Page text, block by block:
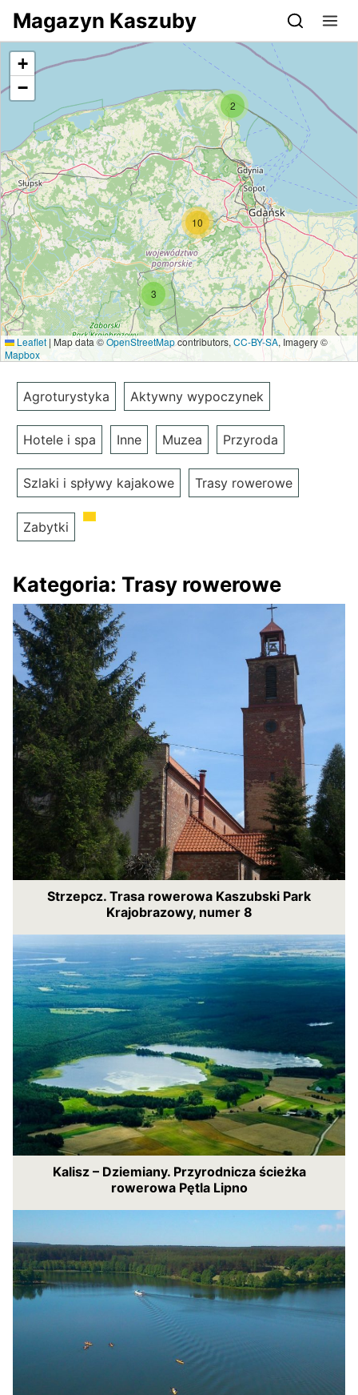
Przejdź do serwisu magazynkaszuby.pl
Magazyn Kaszuby
3
10
2
+
−
Leaflet | Map data ©OpenStreetMapcontributors, CC-BY-SA, Imagery ©
Mapbox
Agroturystyka Aktywny wypoczynek
Hotele i spa Inne Muzea Przyroda
Szlaki i spływy kajakowe Trasy rowerowe
Zabytki
Kategoria: Trasy rowerowe
Strzepcz. Trasa rowerowa Kaszubski Park
Krajobrazowy, numer 8
Kalisz – Dziemiany. Przyrodnicza ścieżka
rowerowa Pętla Lipno